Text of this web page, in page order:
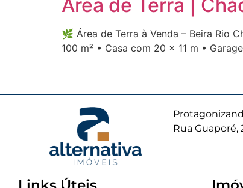
Área de Terra |
🌿 Área de Terra à Venda – Beira Rio
100 m² • Casa com 20 x 11 m •
Rua Guaporé,